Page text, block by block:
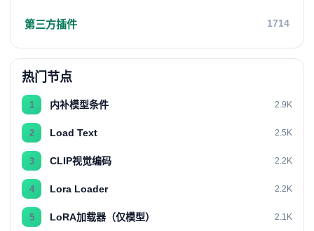
第三方插件 1714
热门节点
1 内补模型条件 2.9K
2 Load Text 2.5K
3 CLIP视觉编码 2.2K
4 Lora Loader 2.2K
5 LoRA加载器（仅模型） 2.1K